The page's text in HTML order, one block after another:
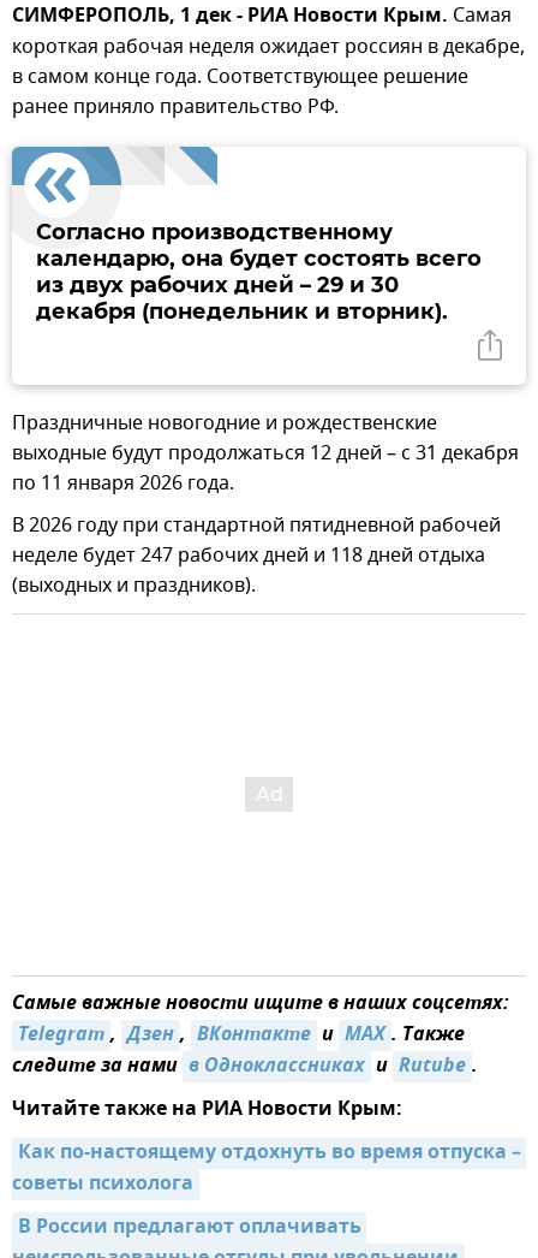
СИМФЕРОПОЛЬ, 1 дек - РИА Новости Крым. Самая
короткая рабочая неделя ожидает россиян в декабре,
в самом конце года. Соответствующее решение
ранее приняло правительство РФ.
Согласно производственному
календарю, она будет состоять всего
из двух рабочих дней – 29 и 30
декабря (понедельник и вторник).
Праздничные новогодние и рождественские
выходные будут продолжаться 12 дней – с 31 декабря
по 11 января 2026 года.
В 2026 году при стандартной пятидневной рабочей
неделе будет 247 рабочих дней и 118 дней отдыха
(выходных и праздников).
Самые важные новости ищите в наших соцсетях:
Telegram, Дзен, ВКонтакте и MAX. Также
следите за нами в Одноклассниках и Rutube.
Читайте также на РИА Новости Крым:
Как по-настоящему отдохнуть во время отпуска –
советы психолога
В России предлагают оплачивать